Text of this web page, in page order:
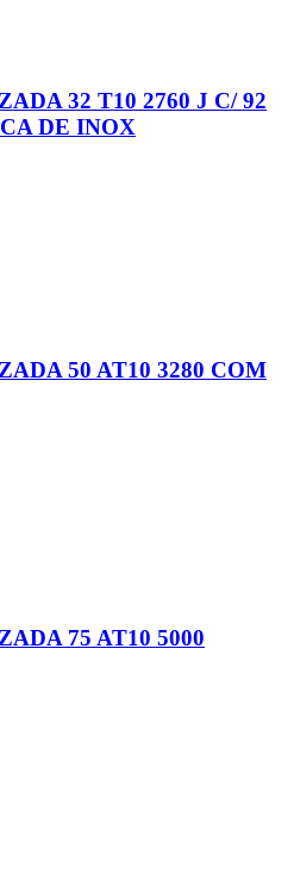
32 T10 2760 J C/ 92
DE INOX
50 AT10 3280 COM
75 AT10 5000